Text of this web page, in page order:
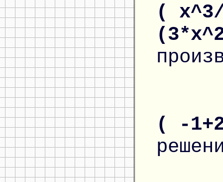
(
( -